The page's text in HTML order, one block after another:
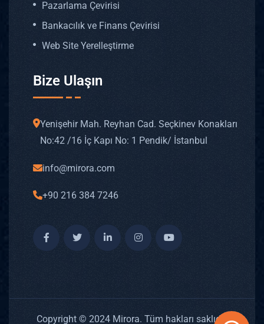
Pazarlama Çevirisi
Bankacılık ve Finans Çevirisi
Web Site Yerelleştirme
Bize Ulaşın
Yenişehir Mah. Reyhan Cad. Seçkinev Konakları
No: 42 /16 İç Kapı No: 1 Pendik/ İstanbul
info@mirora.com
+90 216 384 7246
Copyright © 2024 Mirora. Tüm hakları saklıdır.